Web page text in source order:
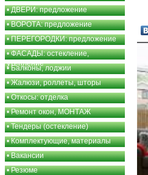
•ДВЕРИ: предложение
•ВОРОТА: предложение
•ПЕРЕГОРОДКИ: предложение
•ФАСАДЫ: остекление,
утепление
•Балконы, лоджии
•Жалюзи, роллеты, шторы
•Откосы: отделка
•Ремонт окон, МОНТАЖ
•Тендеры (остекление)
•Комплектующие, материалы
•Вакансии
•Резюме